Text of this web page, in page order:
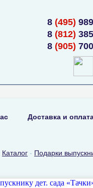
8 (495)
8 (812)
8 (905)
Доставка и
Каталог - Подарки